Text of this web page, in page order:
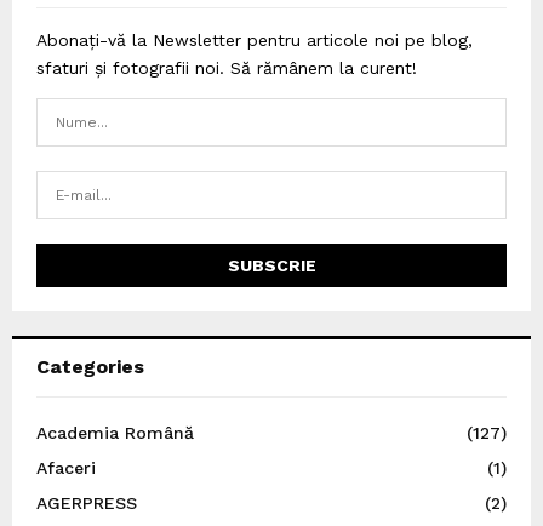
Abonați-vă la Newsletter pentru articole noi pe blog,
sfaturi și fotografii noi. Să rămânem la curent!
Categories
Academia Română
(127)
Afaceri
(1)
AGERPRESS
(2)